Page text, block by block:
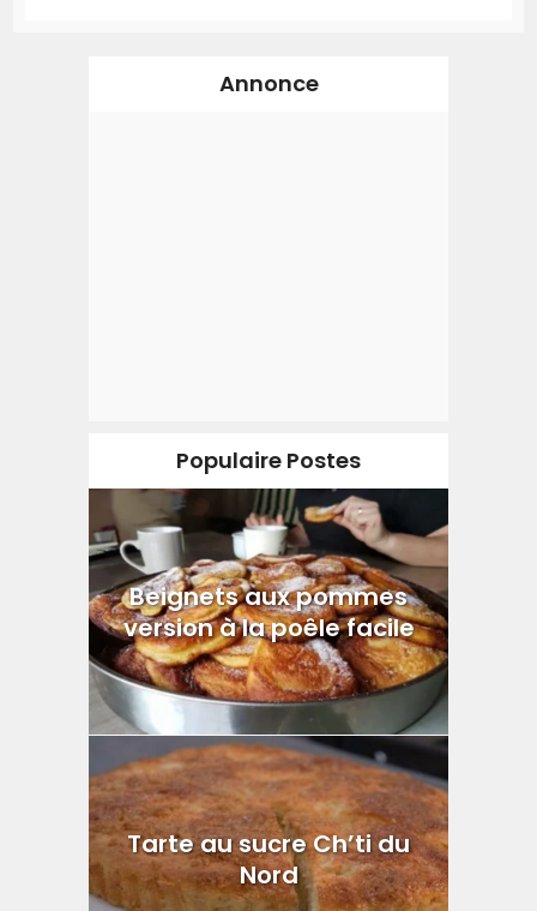
Annonce
Populaire Postes
Beignets aux pommes
version à la poêle facile
Tarte au sucre Ch’ti du
Nord